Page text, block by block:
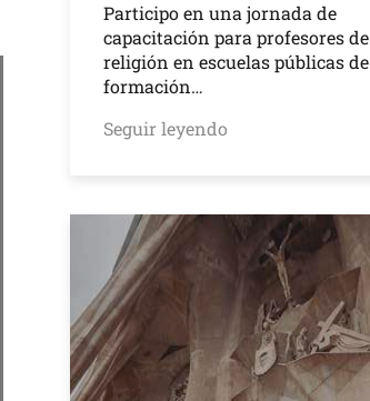
Participo en una jornada de
capacitación para profesores de
religión en escuelas públicas de
formación…
Seguir leyendo